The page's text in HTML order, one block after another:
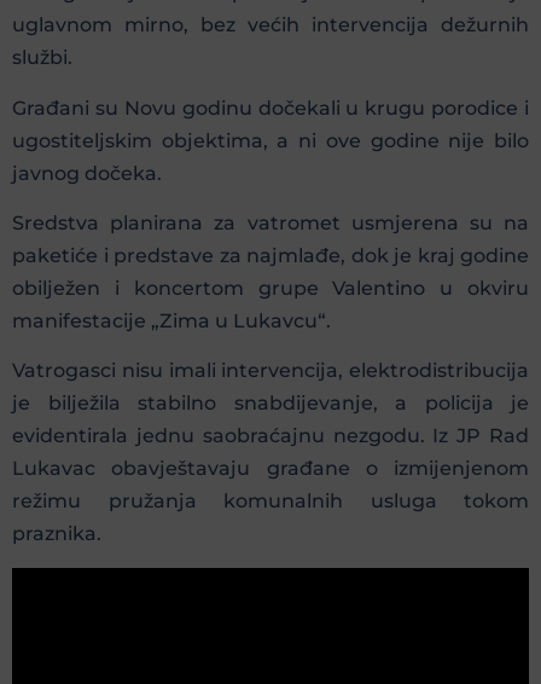
uglavnom mirno, bez većih intervencija dežurnih
službi.
Građani su Novu godinu dočekali u krugu porodice i
ugostiteljskim objektima, a ni ove godine nije bilo
javnog dočeka.
Sredstva planirana za vatromet usmjerena su na
paketiće i predstave za najmlađe, dok je kraj godine
obilježen i koncertom grupe Valentino u okviru
manifestacije „Zima u Lukavcu“.
Vatrogasci nisu imali intervencija, elektrodistribucija
je bilježila stabilno snabdijevanje, a policija je
evidentirala jednu saobraćajnu nezgodu. Iz JP Rad
Lukavac obavještavaju građane o izmijenjenom
režimu pružanja komunalnih usluga tokom
praznika.